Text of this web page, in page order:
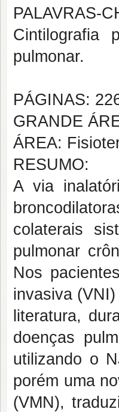
PALAVRAS-
Cintilografia
pulmonar.
PÁGINAS:
GRANDE
ÁREA:
RESUMO:
A via
colaterais
pulmonar
Nos
invasiva
literatura,
doenças
utilizando o
porém uma
(VMN),